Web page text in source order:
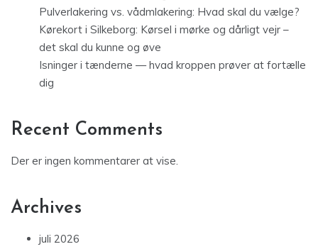
Pulverlakering vs. vådmlakering: Hvad skal du vælge?
Kørekort i Silkeborg: Kørsel i mørke og dårligt vejr –
det skal du kunne og øve
Isninger i tænderne — hvad kroppen prøver at fortælle
dig
Recent Comments
Der er ingen kommentarer at vise.
Archives
juli 2026